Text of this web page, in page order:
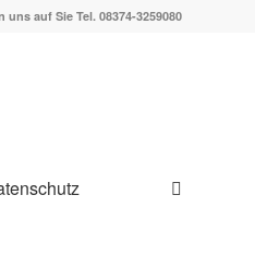
auf Sie Tel. 08374-3259080